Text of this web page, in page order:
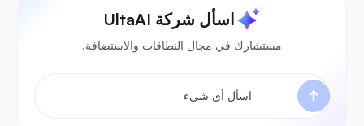
اسأل شركة UltaAI
مستشارك في مجال النطاقات والاستضافة.